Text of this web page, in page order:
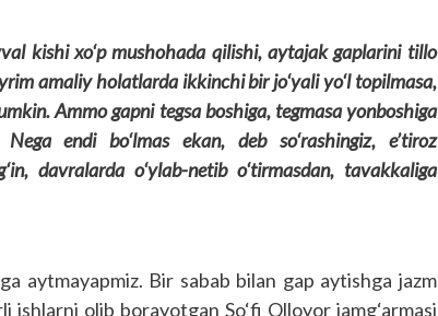
kishi xo‘p mushohada qilishi, aytajak gaplarini tillo
amaliy holatlarda ikkinchi bir jo‘yali yo‘l topilmasa,
Ammo gapni tegsa boshiga, tegmasa yonboshiga
endi bo‘lmas ekan, deb so‘rashingiz, e’tiroz
davralarda o‘ylab-netib o‘tirmasdan, tavakkaliga
aytmayapmiz. Bir sabab bilan gap aytishga jazm
ishlarni olib borayotgan So‘fi Olloyor jamg‘armasi